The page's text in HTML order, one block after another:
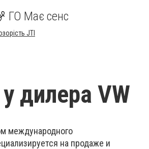
ГО Має сенс
JTI
дилера VW
международного
на продаже и